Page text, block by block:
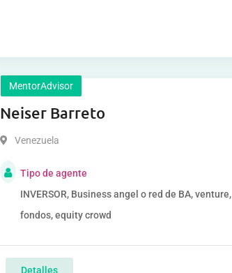
MentorAdvisor
Neiser Barreto
Venezuela
Tipo de agente
INVERSOR, Business angel o red de BA, venture,
fondos, equity crowd
Detalles